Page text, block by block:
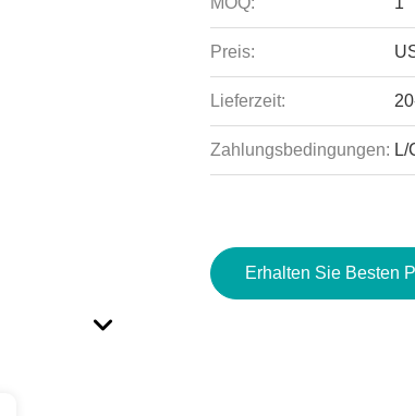
Preis:
Lieferzeit:
Zahlungsbedingungen: L/
Erhalten Sie Besten